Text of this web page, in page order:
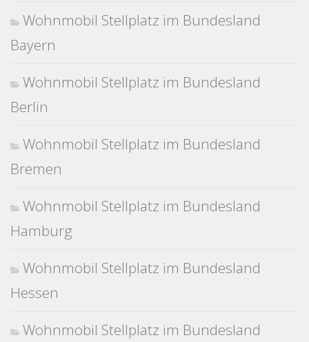
Wohnmobil Stellplatz im Bundesland
Bayern
Wohnmobil Stellplatz im Bundesland
Berlin
Wohnmobil Stellplatz im Bundesland
Bremen
Wohnmobil Stellplatz im Bundesland
Hamburg
Wohnmobil Stellplatz im Bundesland
Hessen
Wohnmobil Stellplatz im Bundesland